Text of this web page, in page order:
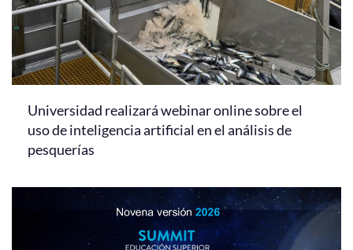
Universidad realizará webinar online sobre el
uso de inteligencia artificial en el análisis de
pesquerías